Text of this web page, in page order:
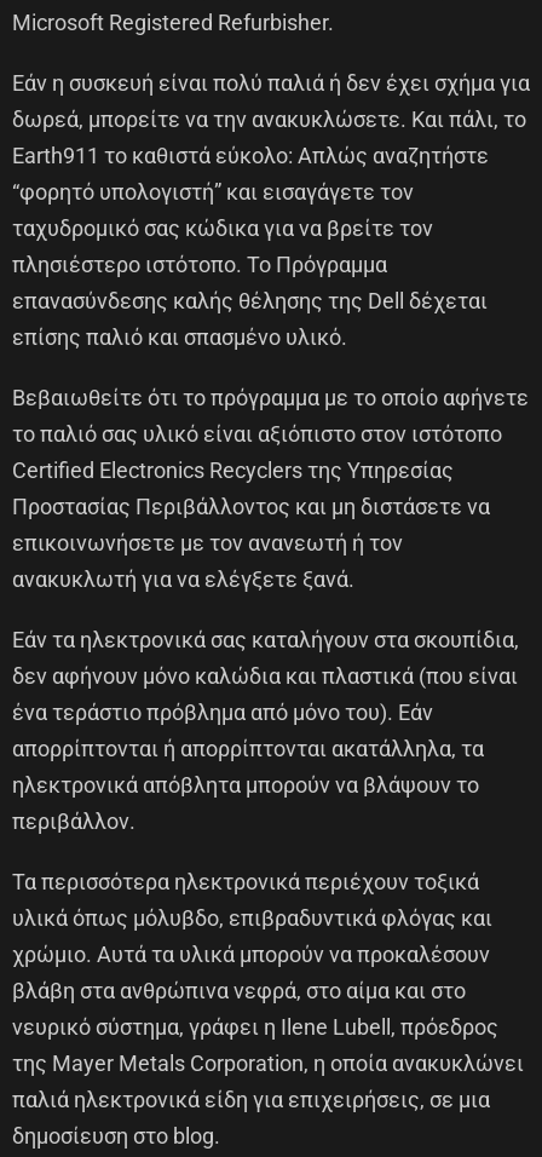
Microsoft Registered Refurbisher.
Εάν η συσκευή είναι πολύ παλιά ή δεν έχει σχήμα για
δωρεά, μπορείτε να την ανακυκλώσετε. Και πάλι, το
Earth911 το καθιστά εύκολο: Απλώς αναζητήστε
“φορητό υπολογιστή” και εισαγάγετε τον
ταχυδρομικό σας κώδικα για να βρείτε τον
πλησιέστερο ιστότοπο. Το Πρόγραμμα
επανασύνδεσης καλής θέλησης της Dell δέχεται
επίσης παλιό και σπασμένο υλικό.
Βεβαιωθείτε ότι το πρόγραμμα με το οποίο αφήνετε
το παλιό σας υλικό είναι αξιόπιστο στον ιστότοπο
Certified Electronics Recyclers της Υπηρεσίας
Προστασίας Περιβάλλοντος και μη διστάσετε να
επικοινωνήσετε με τον ανανεωτή ή τον
ανακυκλωτή για να ελέγξετε ξανά.
Εάν τα ηλεκτρονικά σας καταλήγουν στα σκουπίδια,
δεν αφήνουν μόνο καλώδια και πλαστικά (που είναι
ένα τεράστιο πρόβλημα από μόνο του). Εάν
απορρίπτονται ή απορρίπτονται ακατάλληλα, τα
ηλεκτρονικά απόβλητα μπορούν να βλάψουν το
περιβάλλον.
Τα περισσότερα ηλεκτρονικά περιέχουν τοξικά
υλικά όπως μόλυβδο, επιβραδυντικά φλόγας και
χρώμιο. Αυτά τα υλικά μπορούν να προκαλέσουν
βλάβη στα ανθρώπινα νεφρά, στο αίμα και στο
νευρικό σύστημα, γράφει η Ilene Lubell, πρόεδρος
της Mayer Metals Corporation, η οποία ανακυκλώνει
παλιά ηλεκτρονικά είδη για επιχειρήσεις, σε μια
δημοσίευση στο blog.